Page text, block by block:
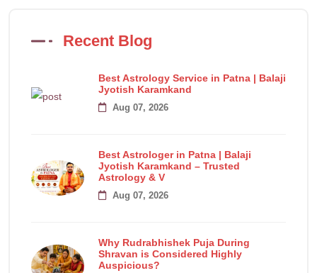
Recent Blog
Best Astrology Service in Patna | Balaji
Jyotish Karamkand
Aug 07, 2026
Best Astrologer in Patna | Balaji
Jyotish Karamkand – Trusted
Astrology & V
Aug 07, 2026
Why Rudrabhishek Puja During
Shravan is Considered Highly
Auspicious?